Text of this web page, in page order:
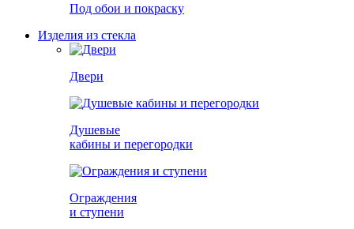
Под обои и покраску
Изделия из стекла
Двери
Душевые
кабины и перегородки
Ограждения
и ступени